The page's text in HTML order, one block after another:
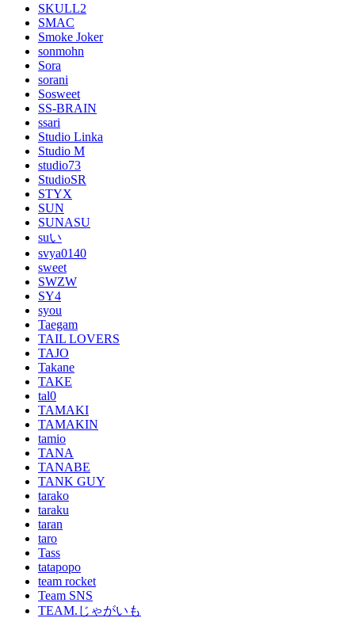
SKULL2
SMAC
Smoke Joker
sonmohn
Sora
sorani
Sosweet
SS-BRAIN
ssari
Studio Linka
Studio M
studio73
StudioSR
STYX
SUN
SUNASU
suい
svya0140
sweet
SWZW
SY4
syou
Taegam
TAIL LOVERS
TAJO
Takane
TAKE
tal0
TAMAKI
TAMAKIN
tamio
TANA
TANABE
TANK GUY
tarako
taraku
taran
taro
Tass
tatapopo
team rocket
Team SNS
TEAM.じゃがいも